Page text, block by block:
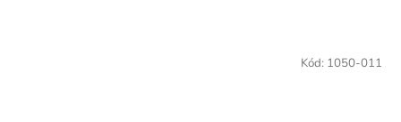
Kód: 1050-011